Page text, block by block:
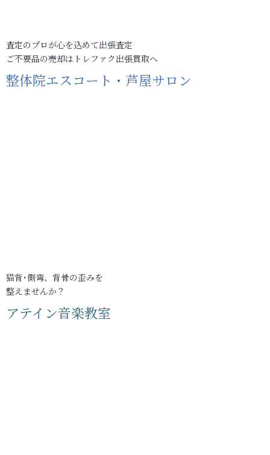
査定のプロが心を込めて出張査定
ご不要品の売却はトレファク出張買取へ
整体院エスコート・芦屋サロン
猫背･側弯、背骨の歪みを
整えませんか？
アテイン音楽教室